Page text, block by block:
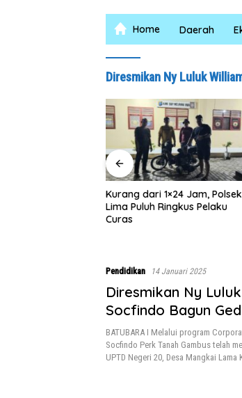
Home Daerah
Diresmikan Ny Luluk
Satreskrim Polres Batu
Ungkap Kasus Curat, Tiga
Pelaku Diamankan
Pendidikan 14 Januari 2025
Diresmikan Ny
Socfindo Bagun
Kepsek
BATUBARA I Melalui program
Socfindo Perk Tanah Gambus telah
UPTD Negeri 20, Desa Mangkai